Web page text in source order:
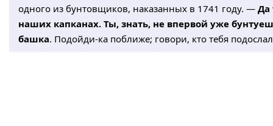
одного из бунтовщиков, наказанных в 1741 году. — Да
наших капканах. Ты, знать, не впервой уже
башка. Подойди-ка поближе; говори, кто тебя